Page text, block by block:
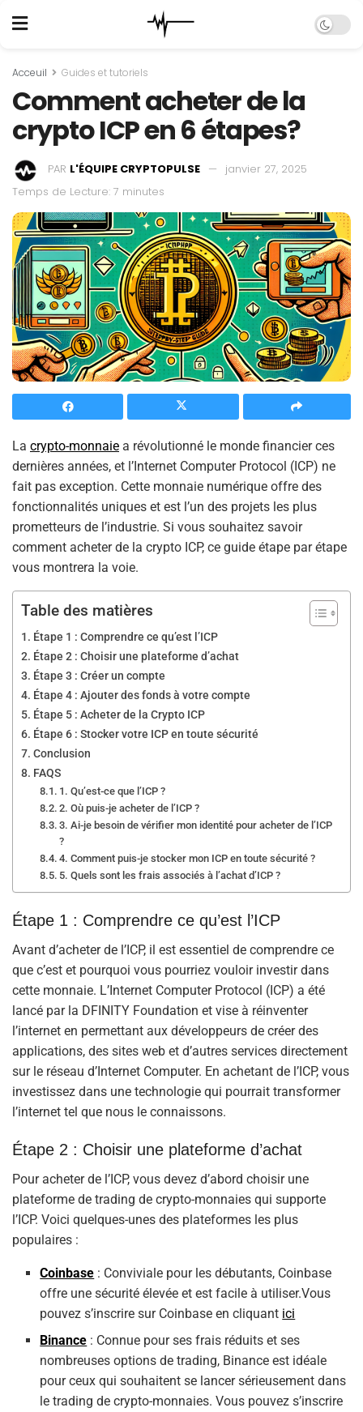
Acceuil Guides et tutoriels
Comment acheter de la
crypto ICP en 6 étapes?
PAR L'ÉQUIPE CRYPTOPULSE
janvier 27, 2025
Temps de Lecture: 7 minutes
La crypto-monnaie a révolutionné le monde financier ces
dernières années, et l’Internet Computer Protocol (ICP) ne
fait pas exception. Cette monnaie numérique offre des
fonctionnalités uniques et est l’un des projets les plus
prometteurs de l’industrie. Si vous souhaitez savoir
comment acheter de la crypto ICP, ce guide étape par étape
vous montrera la voie.
Table des matières
Étape 1 : Comprendre ce qu’est l’ICP
Étape 2 : Choisir une plateforme d’achat
Étape 3 : Créer un compte
Étape 4 : Ajouter des fonds à votre compte
Étape 5 : Acheter de la Crypto ICP
Étape 6 : Stocker votre ICP en toute sécurité
Conclusion
FAQS
1. Qu’est-ce que l’ICP ?
2. Où puis-je acheter de l’ICP ?
3. Ai-je besoin de vérifier mon identité pour acheter de l’ICP
?
4. Comment puis-je stocker mon ICP en toute sécurité ?
5. Quels sont les frais associés à l’achat d’ICP ?
Étape 1 : Comprendre ce qu’est l’ICP
Avant d’acheter de l’ICP, il est essentiel de comprendre ce
que c’est et pourquoi vous pourriez vouloir investir dans
cette monnaie. L’Internet Computer Protocol (ICP) a été
lancé par la DFINITY Foundation et vise à réinventer
l’internet en permettant aux développeurs de créer des
applications, des sites web et d’autres services directement
sur le réseau d’Internet Computer. En achetant de l’ICP, vous
investissez dans une technologie qui pourrait transformer
l’internet tel que nous le connaissons.
Étape 2 : Choisir une plateforme d’achat
Pour acheter de l’ICP, vous devez d’abord choisir une
plateforme de trading de crypto-monnaies qui supporte
l’ICP. Voici quelques-unes des plateformes les plus
populaires :
Coinbase : Conviviale pour les débutants, Coinbase
offre une sécurité élevée et est facile à utiliser.Vous
pouvez s’inscrire sur Coinbase en cliquant ici
Binance : Connue pour ses frais réduits et ses
nombreuses options de trading, Binance est idéale
pour ceux qui souhaitent se lancer sérieusement dans
le trading de crypto-monnaies. Vous pouvez s’inscrire